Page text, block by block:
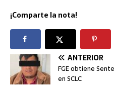
¡Comparte la nota!
ANTERIOR
FGE obtiene
en SCLC